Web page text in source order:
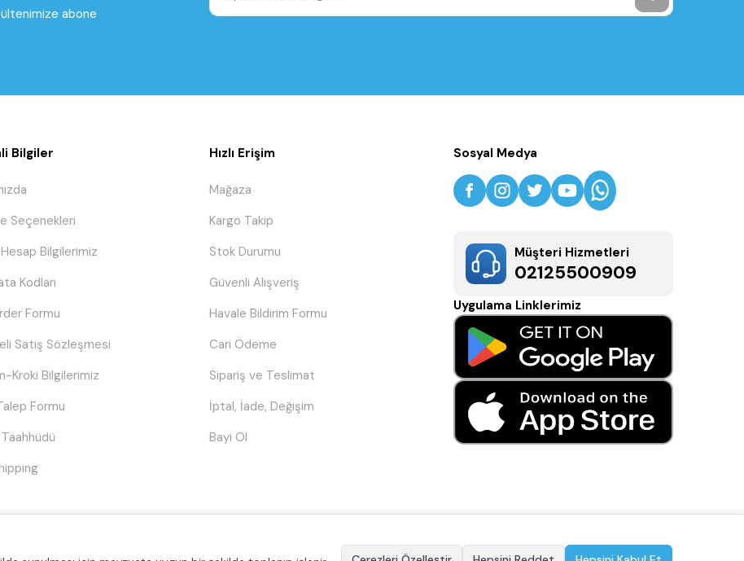
abone
Bilgiler
Seçenekleri
Bilgilerimiz
Kodları
Formu
Satış Sözleşmesi
Kroki Bilgilerimiz
Formu
Hızlı Erişim
Mağaza
Kargo Takip
Stok Durumu
Güvenli Alışveriş
Havale Bildirim Formu
Cari Ödeme
Sipariş ve Teslimat
İptal, İade, Değişim
Bayi Ol
Sosyal Medya
Müşteri Hizmetleri
02125500909
Uygulama Linklerimiz